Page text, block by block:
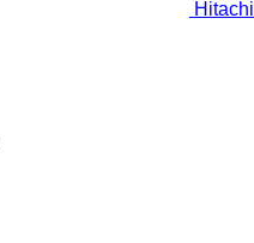
Hitachi